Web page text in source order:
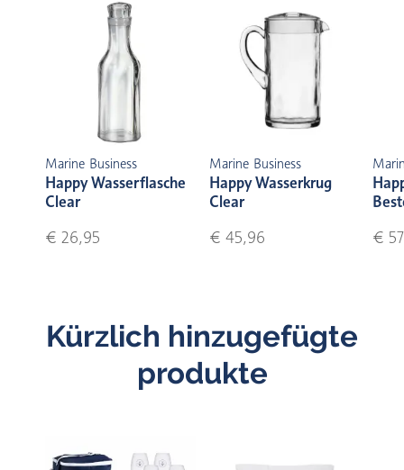
Marine Business
Happy Wasserflasche
Clear
€ 26,95
Marine Business
Happy Wasserkrug
Clear
€ 45,96
€
Kürzlich hinzugefügte
produkte